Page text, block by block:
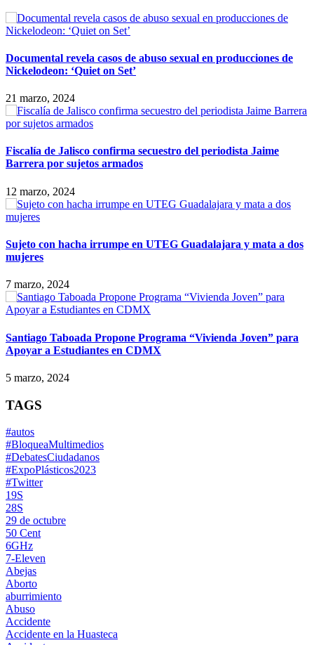
Documental revela casos de abuso sexual en producciones de
Nickelodeon: ‘Quiet on Set’
21 marzo, 2024
Fiscalía de Jalisco confirma secuestro del periodista Jaime
Barrera por sujetos armados
12 marzo, 2024
Sujeto con hacha irrumpe en UTEG Guadalajara y mata a dos
mujeres
7 marzo, 2024
Santiago Taboada Propone Programa “Vivienda Joven” para
Apoyar a Estudiantes en CDMX
5 marzo, 2024
TAGS
#autos
#BloqueaMultimedios
#DebatesCiudadanos
#ExpoPlásticos2023
#Twitter
19S
28S
29 de octubre
50 Cent
6GHz
7-Eleven
Abejas
Aborto
aburrimiento
Abuso
Accidente
Accidente en la Huasteca